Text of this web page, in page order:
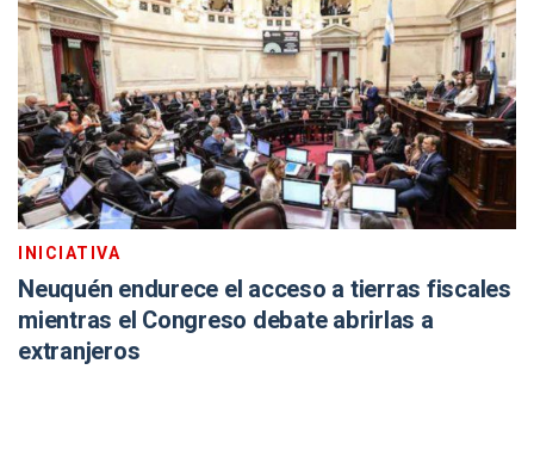
INICIATIVA
Neuquén endurece el acceso a tierras fiscales
mientras el Congreso debate abrirlas a
extranjeros